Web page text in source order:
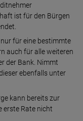
ist für den Bürgen
für eine bestimmte
auch für alle weiteren
der Bank. Nimmt
ebenfalls unter
kann bereits zur
erste Rate nicht